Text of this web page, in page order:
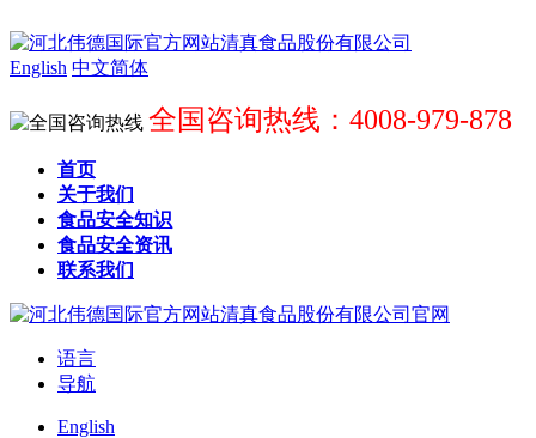
English 中文简体
全国咨询热线：4008-979-878
首页
关于我们
食品安全知识
食品安全资讯
联系我们
语言
导航
English